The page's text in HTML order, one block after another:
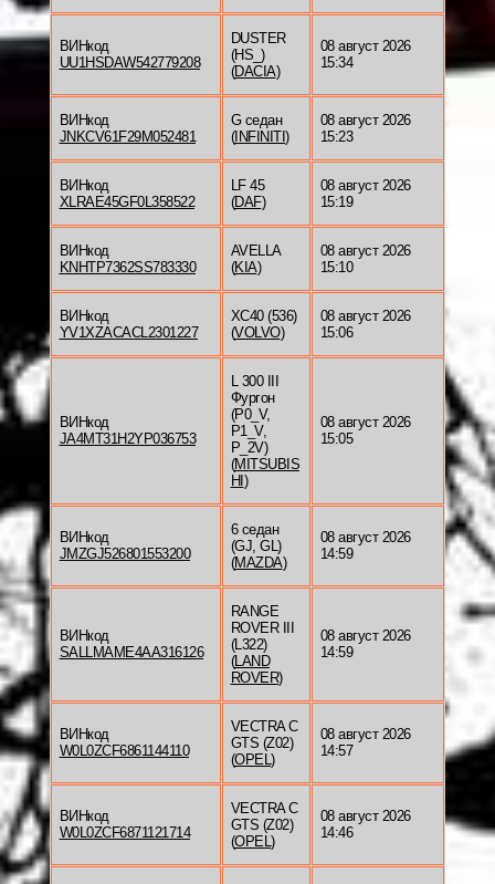
ВИНкод
UU1HSDAW542779208
DUSTER
(HS_)
(DACIA)
08 август 2026
15:34
ВИНкод
JNKCV61F29M052481
G седан
(INFINITI )
08 август 2026
15:23
ВИНкод
XLRAE45GF0L358522
LF 45
(DAF)
08 август 2026
15:19
ВИНкод
KNHTP7362SS783330
AVELLA
(KIA)
08 август 2026
15:10
ВИНкод
YV1XZACACL2301227
XC40 (536)
(VOLVO)
08 август 2026
15:06
ВИНкод
JA4MT31H2YP036753
L 300 III
Фургон
(P0_V,
P1_V,
P_2V)
(MITSUBIS
HI )
08 август 2026
15:05
ВИНкод
JMZGJ526801553200
6 седан
(GJ, GL)
(MAZDA)
08 август 2026
14:59
ВИНкод
SALLMAME4AA316126
RANGE
ROVER III
(L322)
(LAND
ROVER)
08 август 2026
14:59
ВИНкод
W0L0ZCF6861144110
VECTRA C
GTS (Z02)
(OPEL)
08 август 2026
14:57
ВИНкод
W0L0ZCF6871121714
VECTRA C
GTS (Z02)
(OPEL)
08 август 2026
14:46